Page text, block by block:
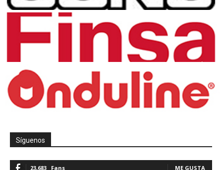
Síguenos
23,683 Fans ME GUSTA